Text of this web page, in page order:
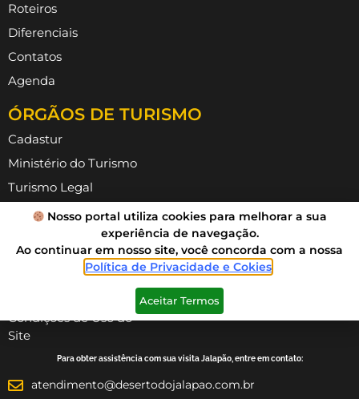
Roteiros
Diferenciais
Contatos
Agenda
ÓRGÃOS DE TURISMO
Cadastur
Ministério do Turismo
Turismo Legal
ABAV TO
INFORMAÇÕES
Política de Privacidade
Condições de Uso do
Site
Para obter assistência com sua visita Jalapão, entre em contato:
atendimento@desertodojalapao.com.br
Nosso portal utiliza cookies para melhorar a sua
experiência de navegação.
Ao continuar em nosso site, você concorda com a nossa
Política de Privacidade e Cokies
Aceitar Termos